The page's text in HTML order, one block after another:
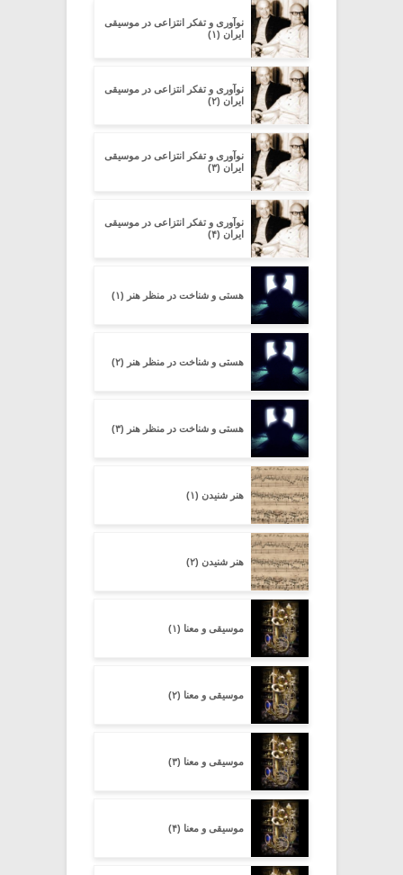
نوآوری و تفکر انتزاعی در موسیقی
ایران (۱)
نوآوری و تفکر انتزاعی در موسیقی
ایران (۲)
نوآوری و تفکر انتزاعی در موسیقی
ایران (۳)
نوآوری و تفکر انتزاعی در موسیقی
ایران (۴)
هستی و شناخت در منظر هنر (۱)
هستی و شناخت در منظر هنر (۲)
هستی و شناخت در منظر هنر (۳)
هنر شنیدن (۱)
هنر شنیدن (۲)
موسیقی و معنا (۱)
موسیقی و معنا (۲)
موسیقی و معنا (۳)
موسیقی و معنا (۴)